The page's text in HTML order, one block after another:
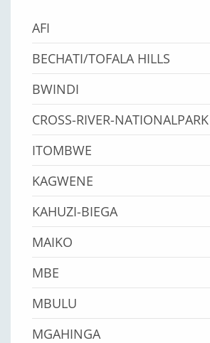
AFI
BECHATI/TOFALA HILLS
BWINDI
CROSS-RIVER-NATIONALPARK
ITOMBWE
KAGWENE
KAHUZI-BIEGA
MAIKO
MBE
MBULU
MGAHINGA